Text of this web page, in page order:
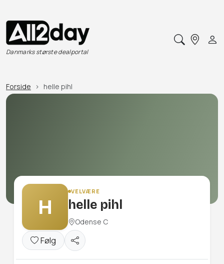
Danmarks største dealportal
Forside helle pihl
H
VELVÆRE
helle pihl
Odense C
Følg